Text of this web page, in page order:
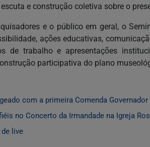
e construção coletiva sobre o
e o público em geral, o
ações educativas,
de trabalho e apresentações
participativa do plano
com a primeira Comenda
no Concerto da Irmandade na Igreja
live